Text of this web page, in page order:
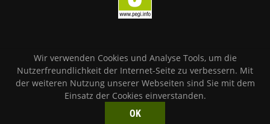
Wir verwenden Cookies und Analyse Tools, um die
Nutzerfreundlichkeit der Internet-Seite zu verbessern. Mit
der weiteren Nutzung unserer Webseiten sind Sie mit dem
Einsatz der Cookies einverstanden.